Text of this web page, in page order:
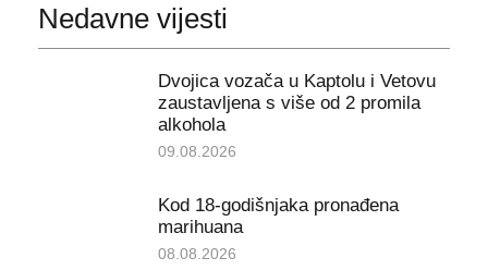
Nedavne vijesti
Dvojica vozača u Kaptolu i Vetovu
zaustavljena s više od 2 promila
alkohola
09.08.2026
Kod 18-godišnjaka pronađena
marihuana
08.08.2026